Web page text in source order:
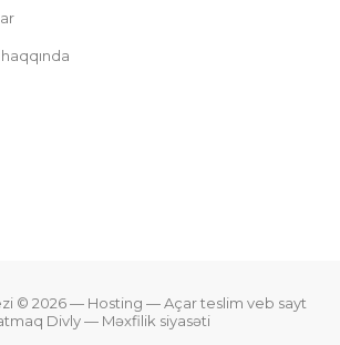
© 2026— Hosting —Açar teslim veb sayt
Divly— Məxfilik siyasəti